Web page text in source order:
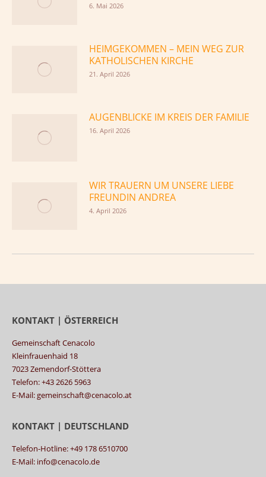
6. Mai 2026
HEIMGEKOMMEN – MEIN WEG ZUR
KATHOLISCHEN KIRCHE
21. April 2026
AUGENBLICKE IM KREIS DER FAMILIE
16. April 2026
WIR TRAUERN UM UNSERE LIEBE
FREUNDIN ANDREA
4. April 2026
KONTAKT | ÖSTERREICH
Gemeinschaft Cenacolo
Kleinfrauenhaid 18
7023 Zemendorf-Stöttera
Telefon: +43 2626 5963
E-Mail: gemeinschaft@cenacolo.at
KONTAKT | DEUTSCHLAND
Telefon-Hotline: +49 178 6510700
E-Mail: info@cenacolo.de